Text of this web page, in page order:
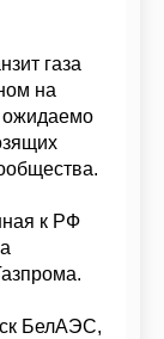
газа
на
к РФ
БелАЭС,